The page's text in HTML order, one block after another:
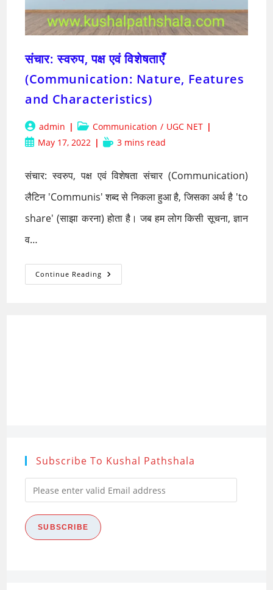
संचार: स्वरुप, पक्ष एवं विशेषताएँ
(Communication: Nature, Features
and Characteristics)
Post
author:
admin
Post
category:
Communication / UGC NET
PostMay 17, 2022
Reading
3 mins read
संचार: स्वरुप, पक्ष एवं विशेषता संचार (Communication)
लैटिन 'Communis' शब्द से निकला हुआ है, जिसका अर्थ है 'to
share' (साझा करना) होता है। जब हम लोग किसी सूचना, ज्ञान
व…
Continue Reading संचार:
स्वरुप,
Subscribe To Kushal Pathshala
Please
enter
valid
Email
SUBSCRIBE